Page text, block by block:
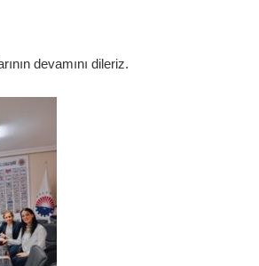
devamını dileriz.